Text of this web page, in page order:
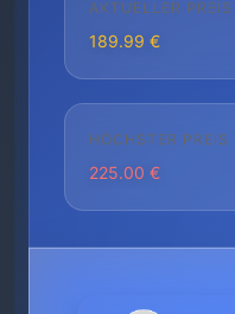
AKTUELLER PREIS
189.99 €
HÖCHSTER PREIS
225.00 €